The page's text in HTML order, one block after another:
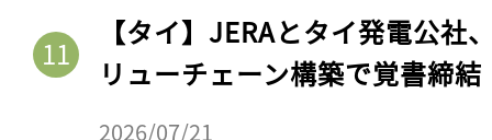
【タイ】JERAとタイ発電公社
リューチェーン構築で覚書締結
2026/07/21